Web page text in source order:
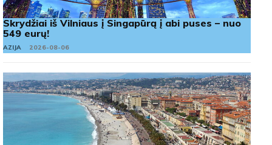
Skrydžiai iš Vilniaus į Singapūrą į abi puses – nuo
549 eurų!
AZIJA 2026-08-06